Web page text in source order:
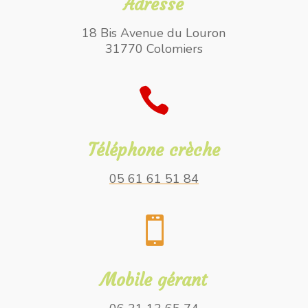
Adresse
18 Bis Avenue du Louron
31770 Colomiers

Téléphone crèche
05 61 61 51 84

Mobile gérant